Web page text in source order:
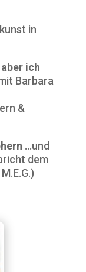
in
ich
Barbara
&
…und
dem